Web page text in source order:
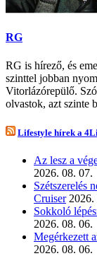
RG
RG is hírező, és
szinttel jobban
Vitorlázórepülő.
olvastok, azt szinte
Lifestyle hírek a
Az lesz a
2026. 08. 07.
Szétszerelés
Cruiser 2026.
Sokkoló
2026. 08. 06.
Megérkezett
2026. 08. 06.